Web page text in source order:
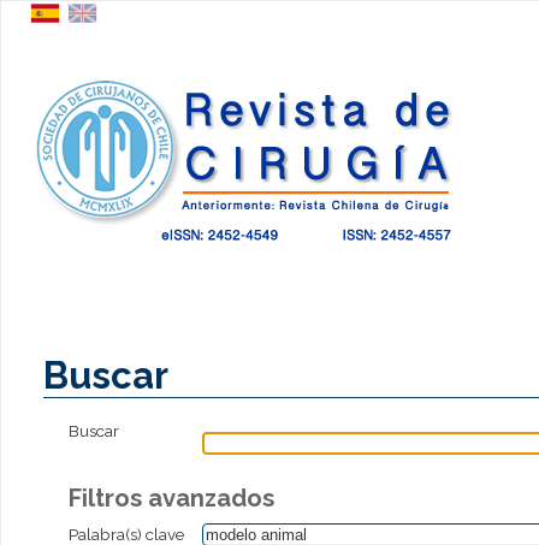
Buscar
Buscar
Filtros avanzados
Palabra(s) clave